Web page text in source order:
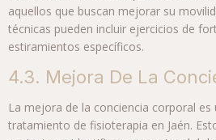
aquellos que buscan mejorar su
técnicas pueden incluir ejercicios de
estiramientos específicos.
4.3. Mejora De La
La mejora de la conciencia corporal
tratamiento de fisioterapia en Jaén.